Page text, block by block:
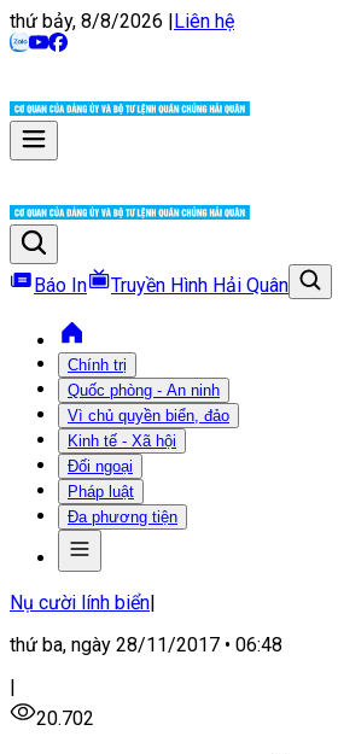
thứ bảy, 8/8/2026 |Liên hệ
Báo In Truyền Hình Hải Quân
Chính trị
Quốc phòng - An ninh
Vì chủ quyền biển, đảo
Kinh tế - Xã hội
Đối ngoại
Pháp luật
Đa phương tiện
Nụ cười lính biển|
thứ ba, ngày 28/11/2017 • 06:48
|
20.702